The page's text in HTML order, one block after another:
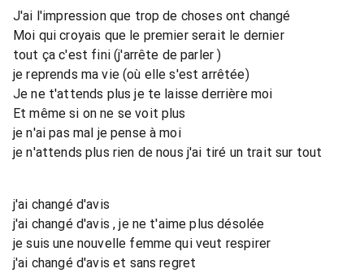
J'ai l'impression que trop de choses ont changé
Moi qui croyais que le premier serait le dernier
tout ça c'est fini (j'arrête de parler )
je reprends ma vie (où elle s'est arrêtée)
Je ne t'attends plus je te laisse derrière moi
Et même si on ne se voit plus
je n'ai pas mal je pense à moi
je n'attends plus rien de nous j'ai tiré un trait sur tout
j'ai changé d'avis
j'ai changé d'avis , je ne t'aime plus désolée
je suis une nouvelle femme qui veut respirer
j'ai changé d'avis et sans regret